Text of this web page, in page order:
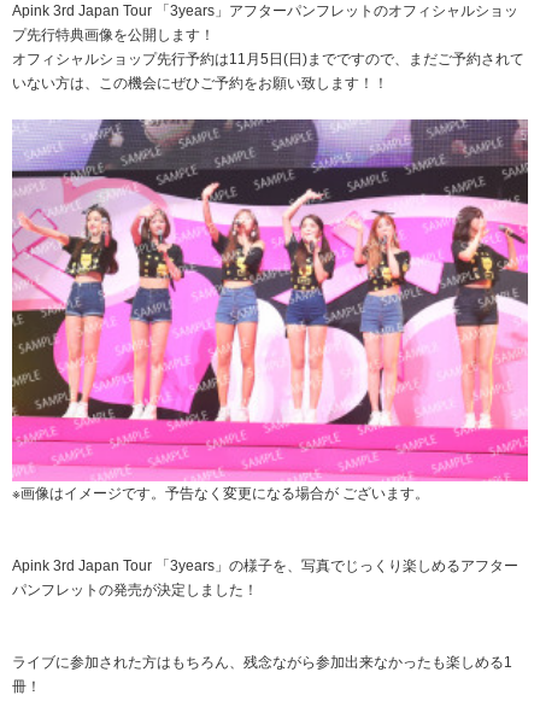
Video Q&A From Apink Wallpaper
ファンクラブ限定コンテンツ
TOP
Apink 3rd Japan Tour 「3years」アフターパンフレットのオフィシャルショッ
プ先行特典画像を公開します！
オフィシャルショップ先行予約は11月5日(日)までですので、まだご予約されて
いない方は、この機会にぜひご予約をお願い致します！！
※画像はイメージです。予告なく変更になる場合が ございます。
Apink 3rd Japan Tour 「3years」の様子を、写真でじっくり楽しめるアフター
パンフレットの発売が決定しました！
ライブに参加された方はもちろん、残念ながら参加出来なかったも楽しめる1
冊！